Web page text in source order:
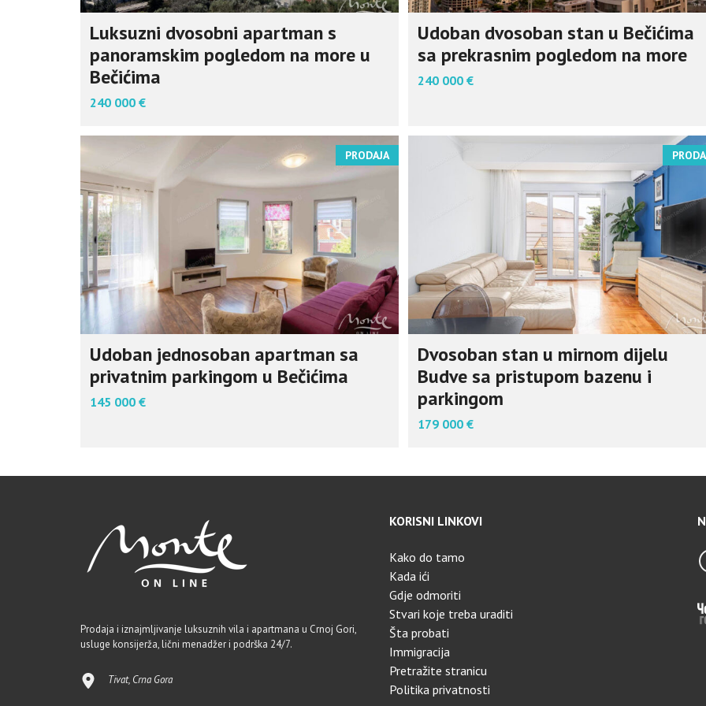
Luksuzni dvosobni apartman s
panoramskim pogledom na more u
Bečićima
240 000 €
Udoban dvosoban stan u Bečićima
sa prekrasnim pogledom na more
240 000 €
PRODAJA
Udoban jednosoban apartman sa
privatnim parkingom u Bečićima
145 000 €
Dvosoban stan u mirnom dijelu
Budve sa pristupom bazenu i
parkingom
179 000 €
Prodaja i iznajmljivanje luksuznih vila i apartmana u Crnoj Gori,
usluge konsijerža, lični menadžer i podrška 24/7.
Tivat, Crna Gora
KORISNI LINKOVI
Kako do tamo
Kada ići
Gdje odmoriti
Stvari koje treba uraditi
Šta probati
Immigracija
Pretražite stranicu
Politika privatnosti